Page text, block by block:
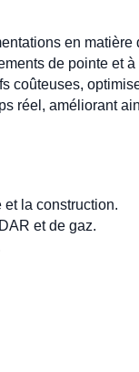
en matière
de pointe et
coûteuses,
réel, améliorant
la construction.
et de gaz.